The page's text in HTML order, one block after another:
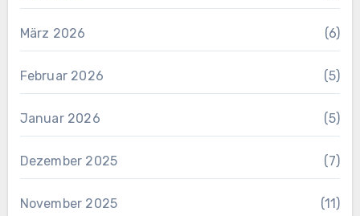
März 2026 (6)
Februar 2026 (5)
Januar 2026 (5)
Dezember 2025 (7)
November 2025 (11)